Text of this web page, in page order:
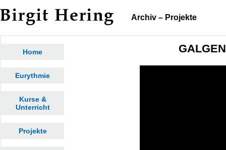
Archiv – Projekte
Home
Eurythmie
Kurse &
Unterricht
Projekte